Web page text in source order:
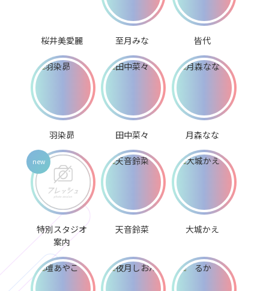
桜井美愛麗 至月みな 皆代
羽染昴 田中菜々 月森なな
特別スタジオ
案内
天音鈴菜 大城かえ